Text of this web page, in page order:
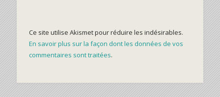
Ce site utilise Akismet pour réduire les indésirables.
En savoir plus sur la façon dont les données de vos
commentaires sont traitées.